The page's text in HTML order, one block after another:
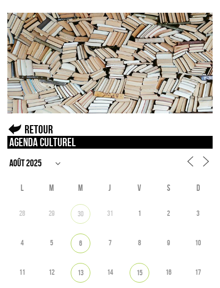
Retour
Agenda culturel
L M M J V S D
28 29 30 31 1 2 3
4 5 6 7 8 9 10
11 12 13 14 15 16 17